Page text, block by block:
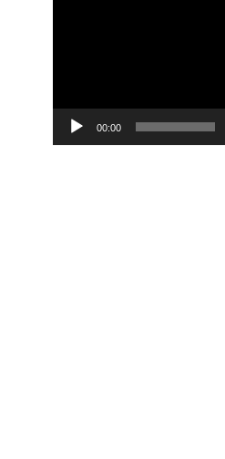
00:00